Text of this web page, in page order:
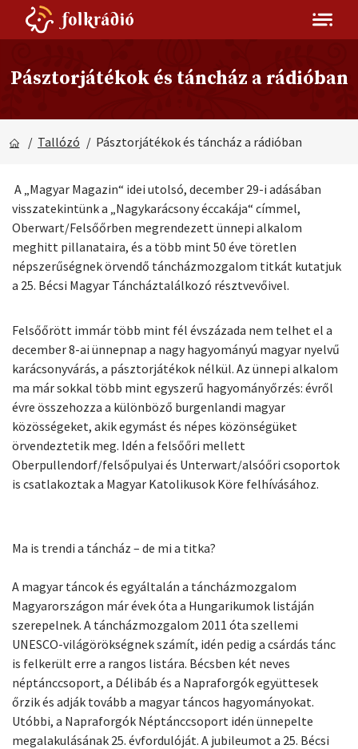
Pásztorjátékok és táncház a rádióban
/ Tallózó / Pásztorjátékok és táncház a rádióban
A „Magyar Magazin“ idei utolsó, december 29-i adásában
visszatekintünk a „Nagykarácsony éccakája“ címmel,
Oberwart/Felsőőrben megrendezett ünnepi alkalom
meghitt pillanataira, és a több mint 50 éve töretlen
népszerűségnek örvendő táncházmozgalom titkát kutatjuk
a 25. Bécsi Magyar Táncháztalálkozó résztvevőivel.
Felsőőrött immár több mint fél évszázada nem telhet el a
december 8-ai ünnepnap a nagy hagyományú magyar nyelvű
karácsonyvárás, a pásztorjátékok nélkül. Az ünnepi alkalom
ma már sokkal több mint egyszerű hagyományőrzés: évről
évre összehozza a különböző burgenlandi magyar
közösségeket, akik egymást és népes közönségüket
örvendeztetik meg. Idén a felsőőri mellett
Oberpullendorf/felsőpulyai és Unterwart/alsóőri csoportok
is csatlakoztak a Magyar Katolikusok Köre felhívásához.
Ma is trendi a táncház – de mi a titka?
A magyar táncok és egyáltalán a táncházmozgalom
Magyarországon már évek óta a Hungarikumok listáján
szerepelnek. A táncházmozgalom 2011 óta szellemi
UNESCO-világörökségnek számít, idén pedig a csárdás tánc
is felkerült erre a rangos listára. Bécsben két neves
néptánccsoport, a Délibáb és a Napraforgók együttesek
őrzik és adják tovább a magyar táncos hagyományokat.
Utóbbi, a Napraforgók Néptánccsoport idén ünnepelte
megalakulásának 25. évfordulóját. A jubileumot a 25. Bécsi